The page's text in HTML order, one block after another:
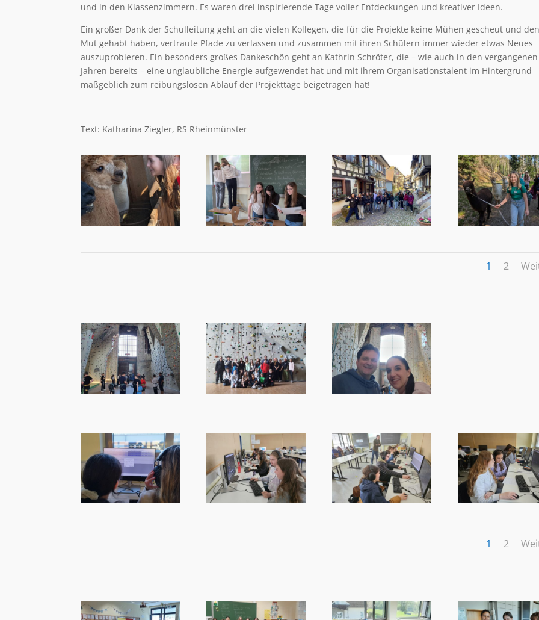
und in den Klassenzimmern. Es waren drei inspirierende Tage voller Entdeckungen und kreativer Ideen.
Ein großer Dank der Schulleitung geht an die vielen Kollegen, die für die Projekte keine Mühen gescheut und
Mut gehabt haben, vertraute Pfade zu verlassen und zusammen mit ihren Schülern immer wieder etwas Neues
auszuprobieren. Ein besonders großes Dankeschön geht an Kathrin Schröter, die – wie auch in den vergangenen
Jahren bereits – eine unglaubliche Energie aufgewendet hat und mit ihrem Organisationstalent im Hintergrund
maßgeblich zum reibungslosen Ablauf der Projekttage beigetragen hat!
Text: Katharina Ziegler, RS Rheinmünster
1 2
1 2